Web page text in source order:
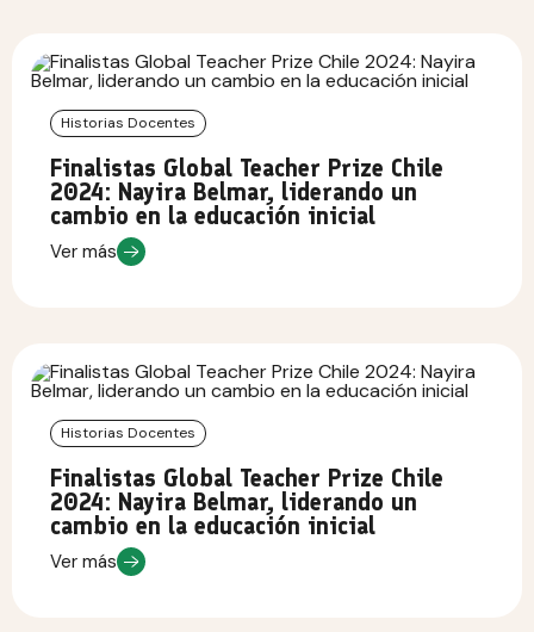
Historias Docentes
Finalistas Global Teacher Prize Chile
2024: Nayira Belmar, liderando un
cambio en la educación inicial
Ver más
Historias Docentes
Finalistas Global Teacher Prize Chile
2024: Nayira Belmar, liderando un
cambio en la educación inicial
Ver más